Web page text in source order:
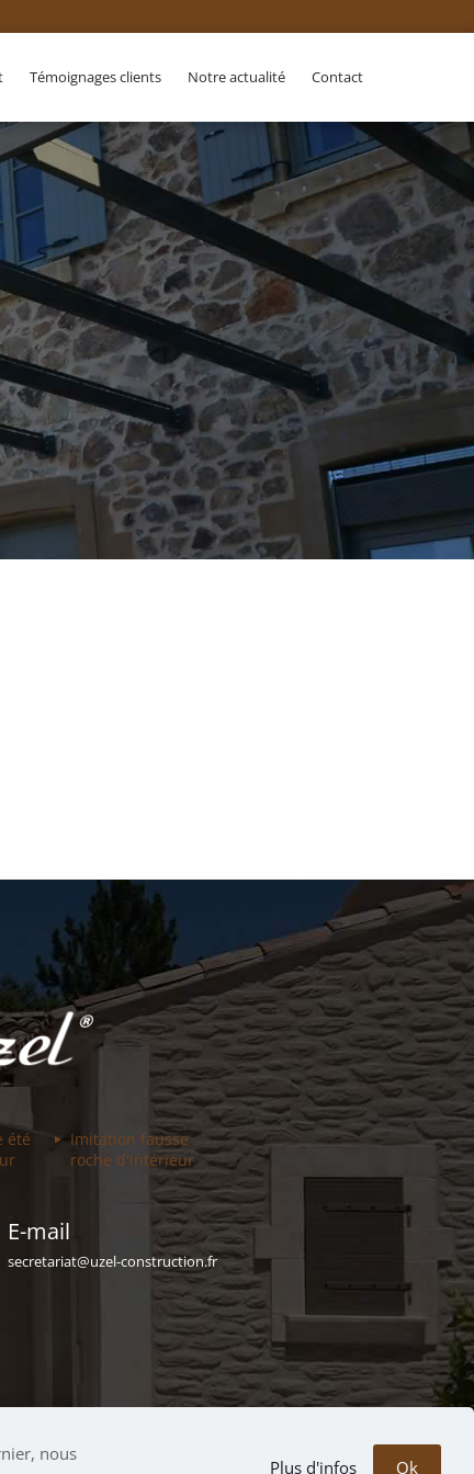
Témoignages clients Notre actualité Contact
été
Imitation fausse
roche d'intérieur
E-mail
secretariat@uzel-construction.fr
nous
Plus d'infos Ok